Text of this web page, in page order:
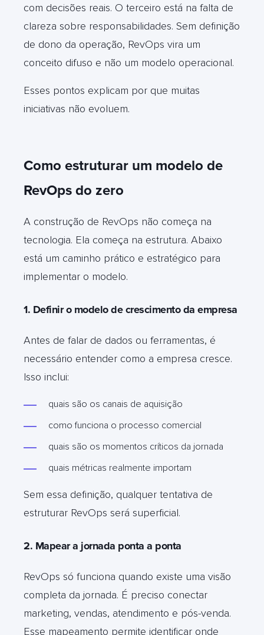
com decisões reais. O terceiro está na falta de
clareza sobre responsabilidades. Sem definição
de dono da operação, RevOps vira um
conceito difuso e não um modelo operacional.
Esses pontos explicam por que muitas
iniciativas não evoluem.
Como estruturar um modelo de
RevOps do zero
A construção de RevOps não começa na
tecnologia. Ela começa na estrutura. Abaixo
está um caminho prático e estratégico para
implementar o modelo.
1. Definir o modelo de crescimento da empresa
Antes de falar de dados ou ferramentas, é
necessário entender como a empresa cresce.
Isso inclui:
quais são os canais de aquisição
como funciona o processo comercial
quais são os momentos críticos da jornada
quais métricas realmente importam
Sem essa definição, qualquer tentativa de
estruturar RevOps será superficial.
2. Mapear a jornada ponta a ponta
RevOps só funciona quando existe uma visão
completa da jornada. É preciso conectar
marketing, vendas, atendimento e pós-venda.
Esse mapeamento permite identificar onde